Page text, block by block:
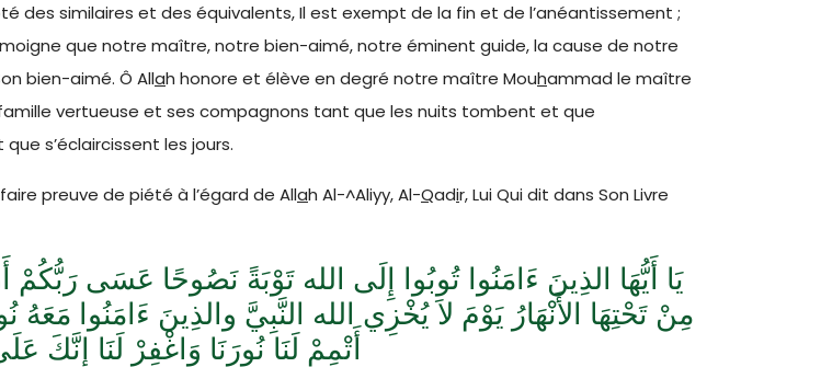
des similaires et des équivalents, Il est exempt de la fin et de l’anéantissement ;
que notre maître, notre bien-aimé, notre éminent guide, la cause de notre
bien-aimé. Ô Allah honore et élève en degré notre maître Mouhammad le maître
vertueuse et ses compagnons tant que les nuits tombent et que
s’éclaircissent les jours.
preuve de piété à l’égard de Allah Al-^Aliyy, Al-Qadir, Lui Qui dit dans Son Livre
يَا أَيُّهَا الذِينَ ءَامَنُوا تُوبُوا إِلَى الله تَوْبَةً نَصُوحًا عَسَى
مِنْ تَحْتِهَا الأَنْهَارُ يَوْمَ لاَ يُخْزِي الله النَّبِيَّ والذِينَ ءَامَنُوا
أَتْمِمْ لَنَا نُورَنَا وَاغْفِرْ لَنَا